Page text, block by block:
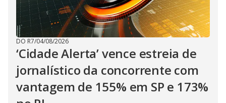
DO R7/04/08/2026
‘Cidade Alerta’ vence estreia de
jornalístico da concorrente com
vantagem de 155% em SP e 173%